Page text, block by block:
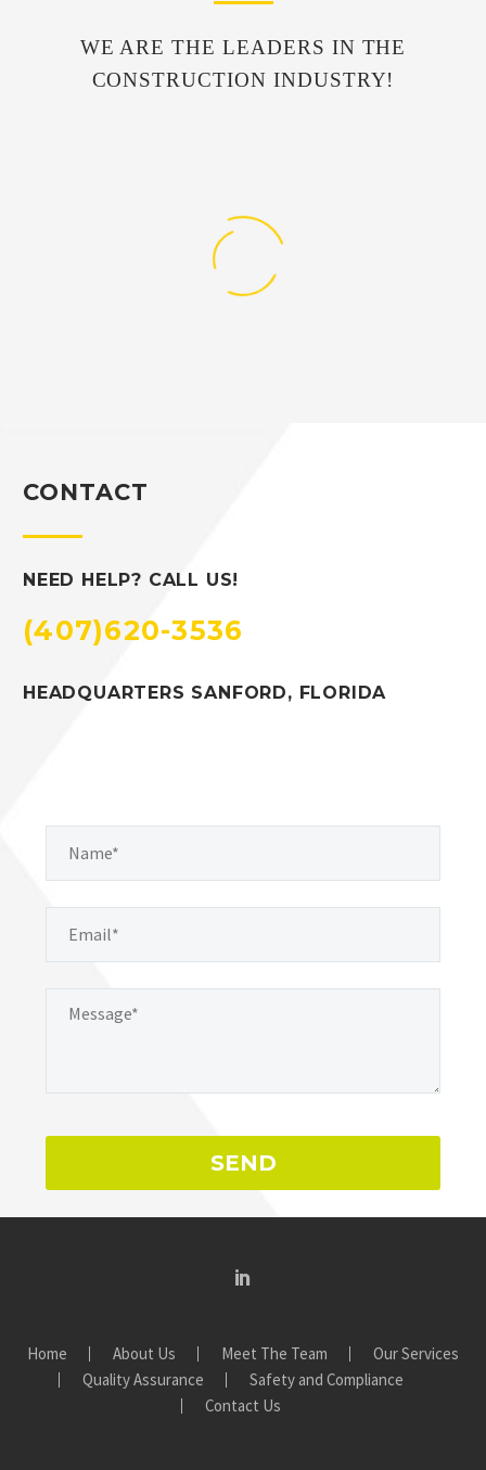
WE ARE THE LEADERS IN THE
CONSTRUCTION INDUSTRY!
CONTACT
NEED HELP? CALL US!
(407)620-3536
HEADQUARTERS SANFORD, FLORIDA
Home About Us Meet The Team
Our Services
Quality Assurance
Safety and Compliance
Contact Us